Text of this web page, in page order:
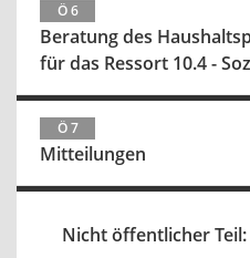
Ö 6
Beratung des
für das Ressort 10.4 -
Ö 7
Mitteilungen
Nicht öffentlicher Teil: